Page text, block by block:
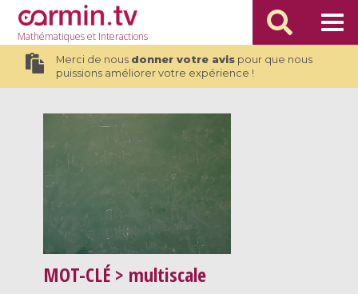
Mathématiqueset Interactions
Merci de nous donner votre avispour que nous
puissions améliorer votre expérience !
MOT-CLÉ > multiscale